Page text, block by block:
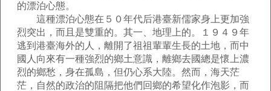
的漂泊心態。
這種漂泊心態在５０年代后港臺新儒家身上更加強
烈突出，而且是雙重的。其一、地理上的。１９４９年
逃到港臺海外的人，離開了祖祖輩輩生長的土地，而中
國人向來有一種強烈的鄉土意識，離鄉去國總是懷上濃
烈的鄉愁，身在孤島，但仍心系大陸。然而，海天茫
茫，自然的政治的阻隔把他們回鄉的希望化作泡影，而